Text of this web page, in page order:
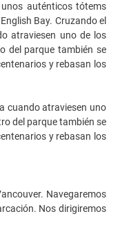
auténticos tótems
Bay. Cruzando el
atraviesen uno de los
del parque también se
y rebasan los
cuando atraviesen uno
del parque también se
y rebasan los
Navegaremos
Nos dirigiremos